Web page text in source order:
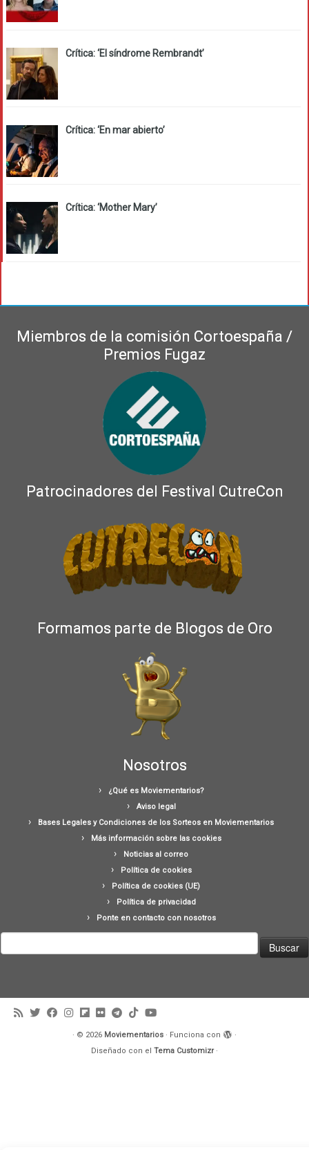
Crítica: ‘El síndrome Rembrandt’
Crítica: ‘En mar abierto’
Crítica: ‘Mother Mary’
Miembros de la comisión Cortoespaña /
Premios Fugaz
Patrocinadores del Festival CutreCon
Formamos parte de Blogos de Oro
Nosotros
¿Qué es Moviementarios?
Aviso legal
Bases Legales y Condiciones de los Sorteos en Moviementarios
Más información sobre las cookies
Noticias al correo
Política de cookies
Política de cookies (UE)
Política de privacidad
Ponte en contacto con nosotros
· © 2026 Moviementarios · Funciona con
·
Diseñado con el Tema Customizr·